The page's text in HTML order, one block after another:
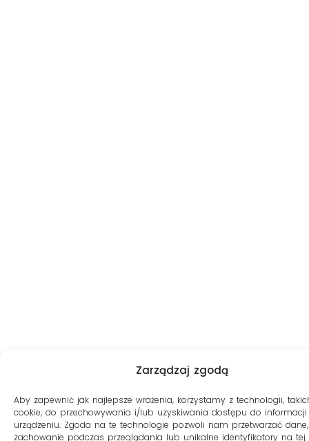
Zarządzaj zgodą
Aby zapewnić jak najlepsze wrażenia, korzystamy z technologii,
cookie, do przechowywania i/lub uzyskiwania dostępu do
urządzeniu. Zgoda na te technologie pozwoli nam przetwarzać
zachowanie podczas przeglądania lub unikalne identyfikatory na tej